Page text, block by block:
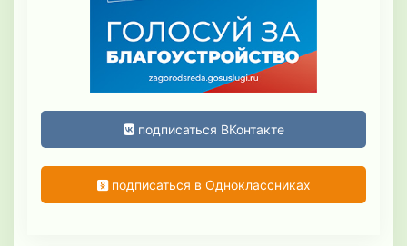
подписаться ВКонтакте
подписаться в Одноклассниках